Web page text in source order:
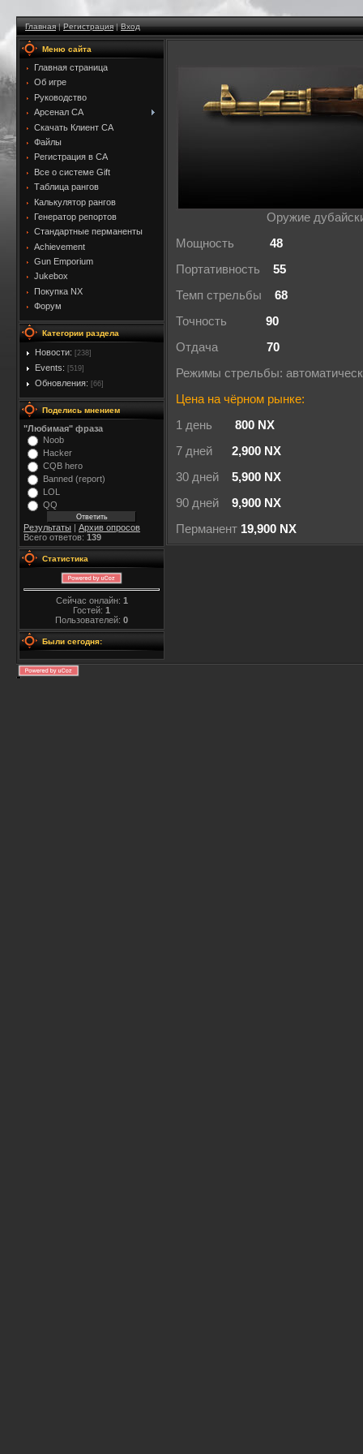
Главная|Регистрация|Вход
Меню сайта
Главная страница
Об игре
Руководство
Арсенал CA
Скачать Клиент CA
Файлы
Регистрация в CA
Все о системе Gift
Таблица рангов
Калькулятор рангов
Генератор репортов
Стандартные перманенты
Achievement
Gun Emporium
Jukebox
Покупка NX
Форум
Категории раздела
Новости: [238]
Events: [519]
Обновления: [66]
Поделись мнением
"Любимая" фраза
Noob
Hacker
CQB hero
Banned (report)
LOL
QQ
Результаты | Архив опросов
Всего ответов: 139
Статистика
Сейчас онлайн: 1
Гостей: 1
Пользователей: 0
Были сегодня:
Оружие
Мощность 48
Портативность 55
Темп стрельбы 68
Точность 90
Отдача 70
Режимы стрельбы:
Цена на чёрном рынке:
1 день 800 NX
7 дней 2,900 NX
30 дней 5,900 NX
90 дней 9,900 NX
Перманент 19,900 NX